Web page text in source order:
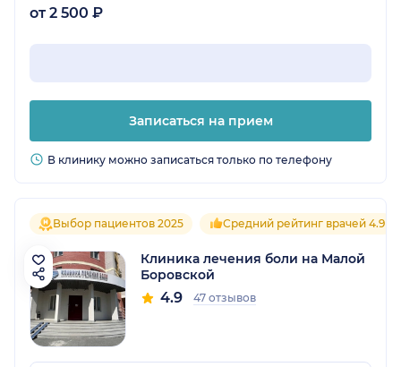
от 2 500 ₽
Записаться на прием
В клинику можно записаться только по телефону
Выбор пациентов 2025 Средний рейтинг врачей 4.9
Клиника лечения боли на Малой
Боровской
4.9 47 отзывов